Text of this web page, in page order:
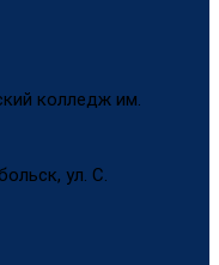
колледж им.
ул. С.